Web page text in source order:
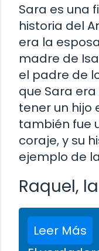
Sara es una
historia del
era la
madre de
el padre de
que Sara
tener un hijo
también fue
coraje, y su
ejemplo de
Raquel,
Leer Más